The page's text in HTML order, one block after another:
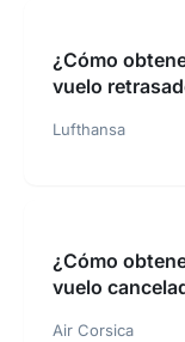
¿Cómo
vuelo
Lufthansa
¿Cómo
vuelo
Air Corsica